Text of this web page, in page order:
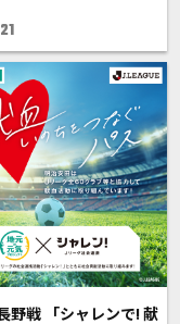
野戦 「シャレンで! 献